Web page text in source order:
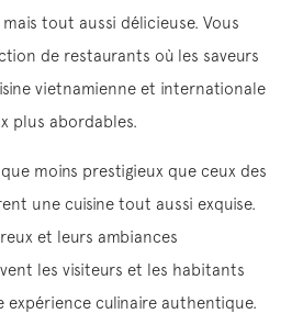
tout aussi délicieuse. Vous
de restaurants où les saveurs
vietnamienne et internationale
plus abordables.
que moins prestigieux que ceux des
une cuisine tout aussi exquise.
et leurs ambiances
les visiteurs et les habitants
expérience culinaire authentique.